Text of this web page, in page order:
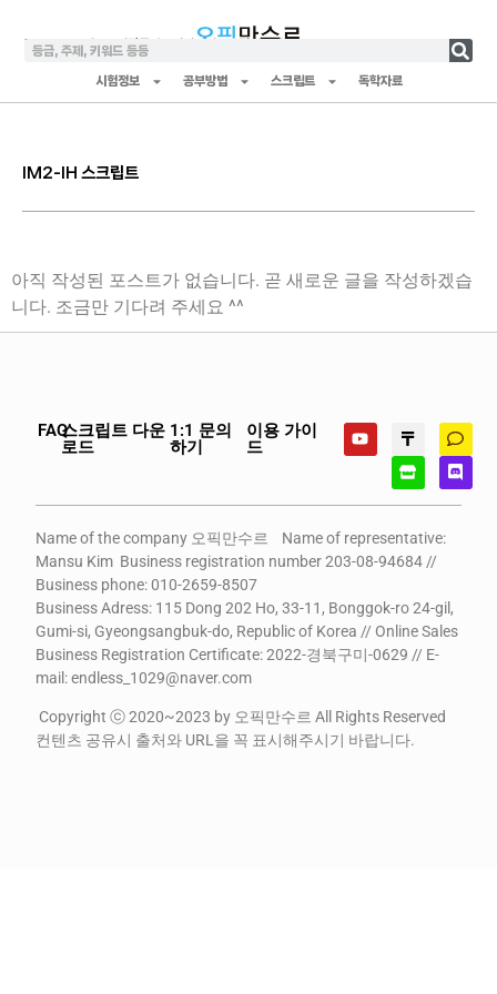
YouTube 티스토리단톡방
시험정보 공부방법 스크립트 독학자료
IM2-IH 스크립트
아직 작성된 포스트가 없습니다. 곧 새로운 글을 작성하겠습
니다. 조금만 기다려 주세요 ^^
FAQ스크립트 다운
로드
1:1 문의
하기
이용 가이
드
Name of the company 오픽만수르 Name of representative:
Mansu Kim Business registration number 203-08-94684 //
Business phone: 010-2659-8507
Business Adress: 115 Dong 202 Ho, 33-11, Bonggok-ro 24-gil,
Gumi-si, Gyeongsangbuk-do, Republic of Korea // Online Sales
Business Registration Certificate: 2022-경북구미-0629 // E-
mail: endless_1029@naver.com
Copyright ⓒ 2020~2023 by 오픽만수르 All Rights Reserved
컨텐츠 공유시 출처와 URL을 꼭 표시해주시기 바랍니다.